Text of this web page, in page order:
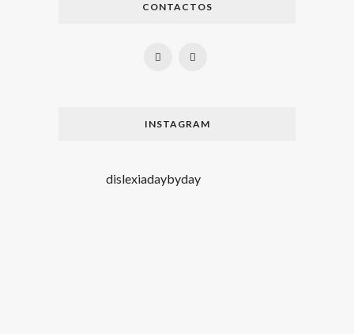
CONTACTOS
INSTAGRAM
dislexiadaybyday